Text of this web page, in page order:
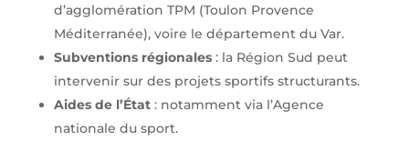
d’agglomération TPM (Toulon Provence
Méditerranée), voire le département du Var.
Subventions régionales: la Région Sud peut
intervenir sur des projets sportifs structurants.
Aides de l’État: notamment via l’Agence
nationale du sport.